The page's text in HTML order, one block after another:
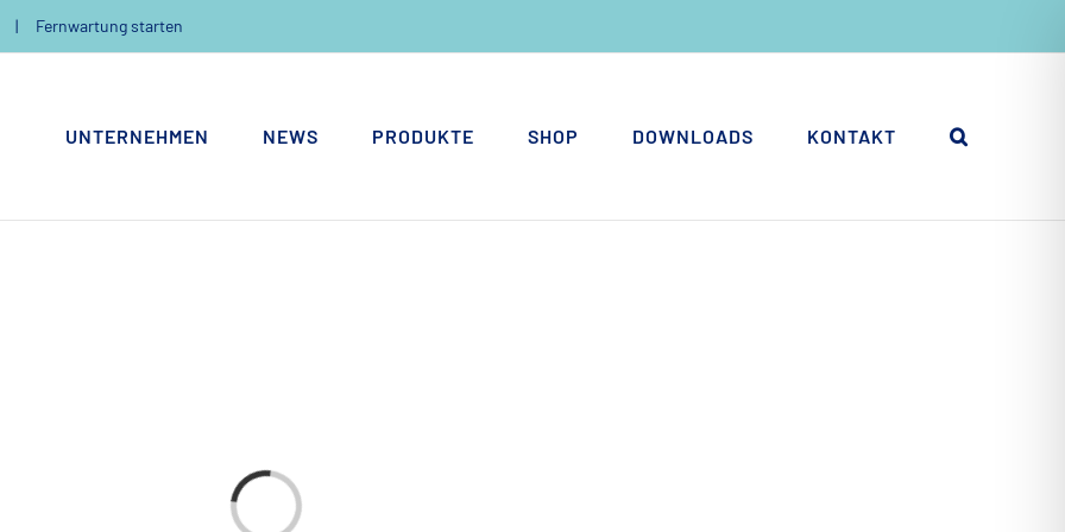
| Fernwartung starten
UNTERNEHMEN NEWS PRODUKTE SHOP DOWNLOADS KONTAKT
Loading...